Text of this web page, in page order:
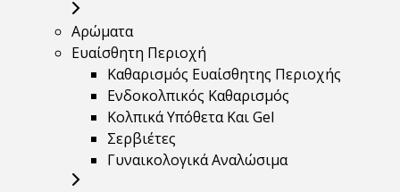
Αρώματα
Ευαίσθητη Περιοχή
Καθαρισμός Ευαίσθητης Περιοχής
Ενδοκολπικός Καθαρισμός
Κολπικά Υπόθετα Και Gel
Σερβιέτες
Γυναικολογικά Αναλώσιμα